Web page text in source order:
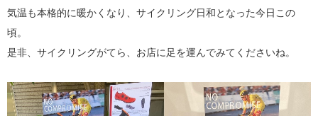
気温も本格的に暖かくなり、サイクリング日和となった今日この
頃。
是非、サイクリングがてら、お店に足を運んでみてくださいね。